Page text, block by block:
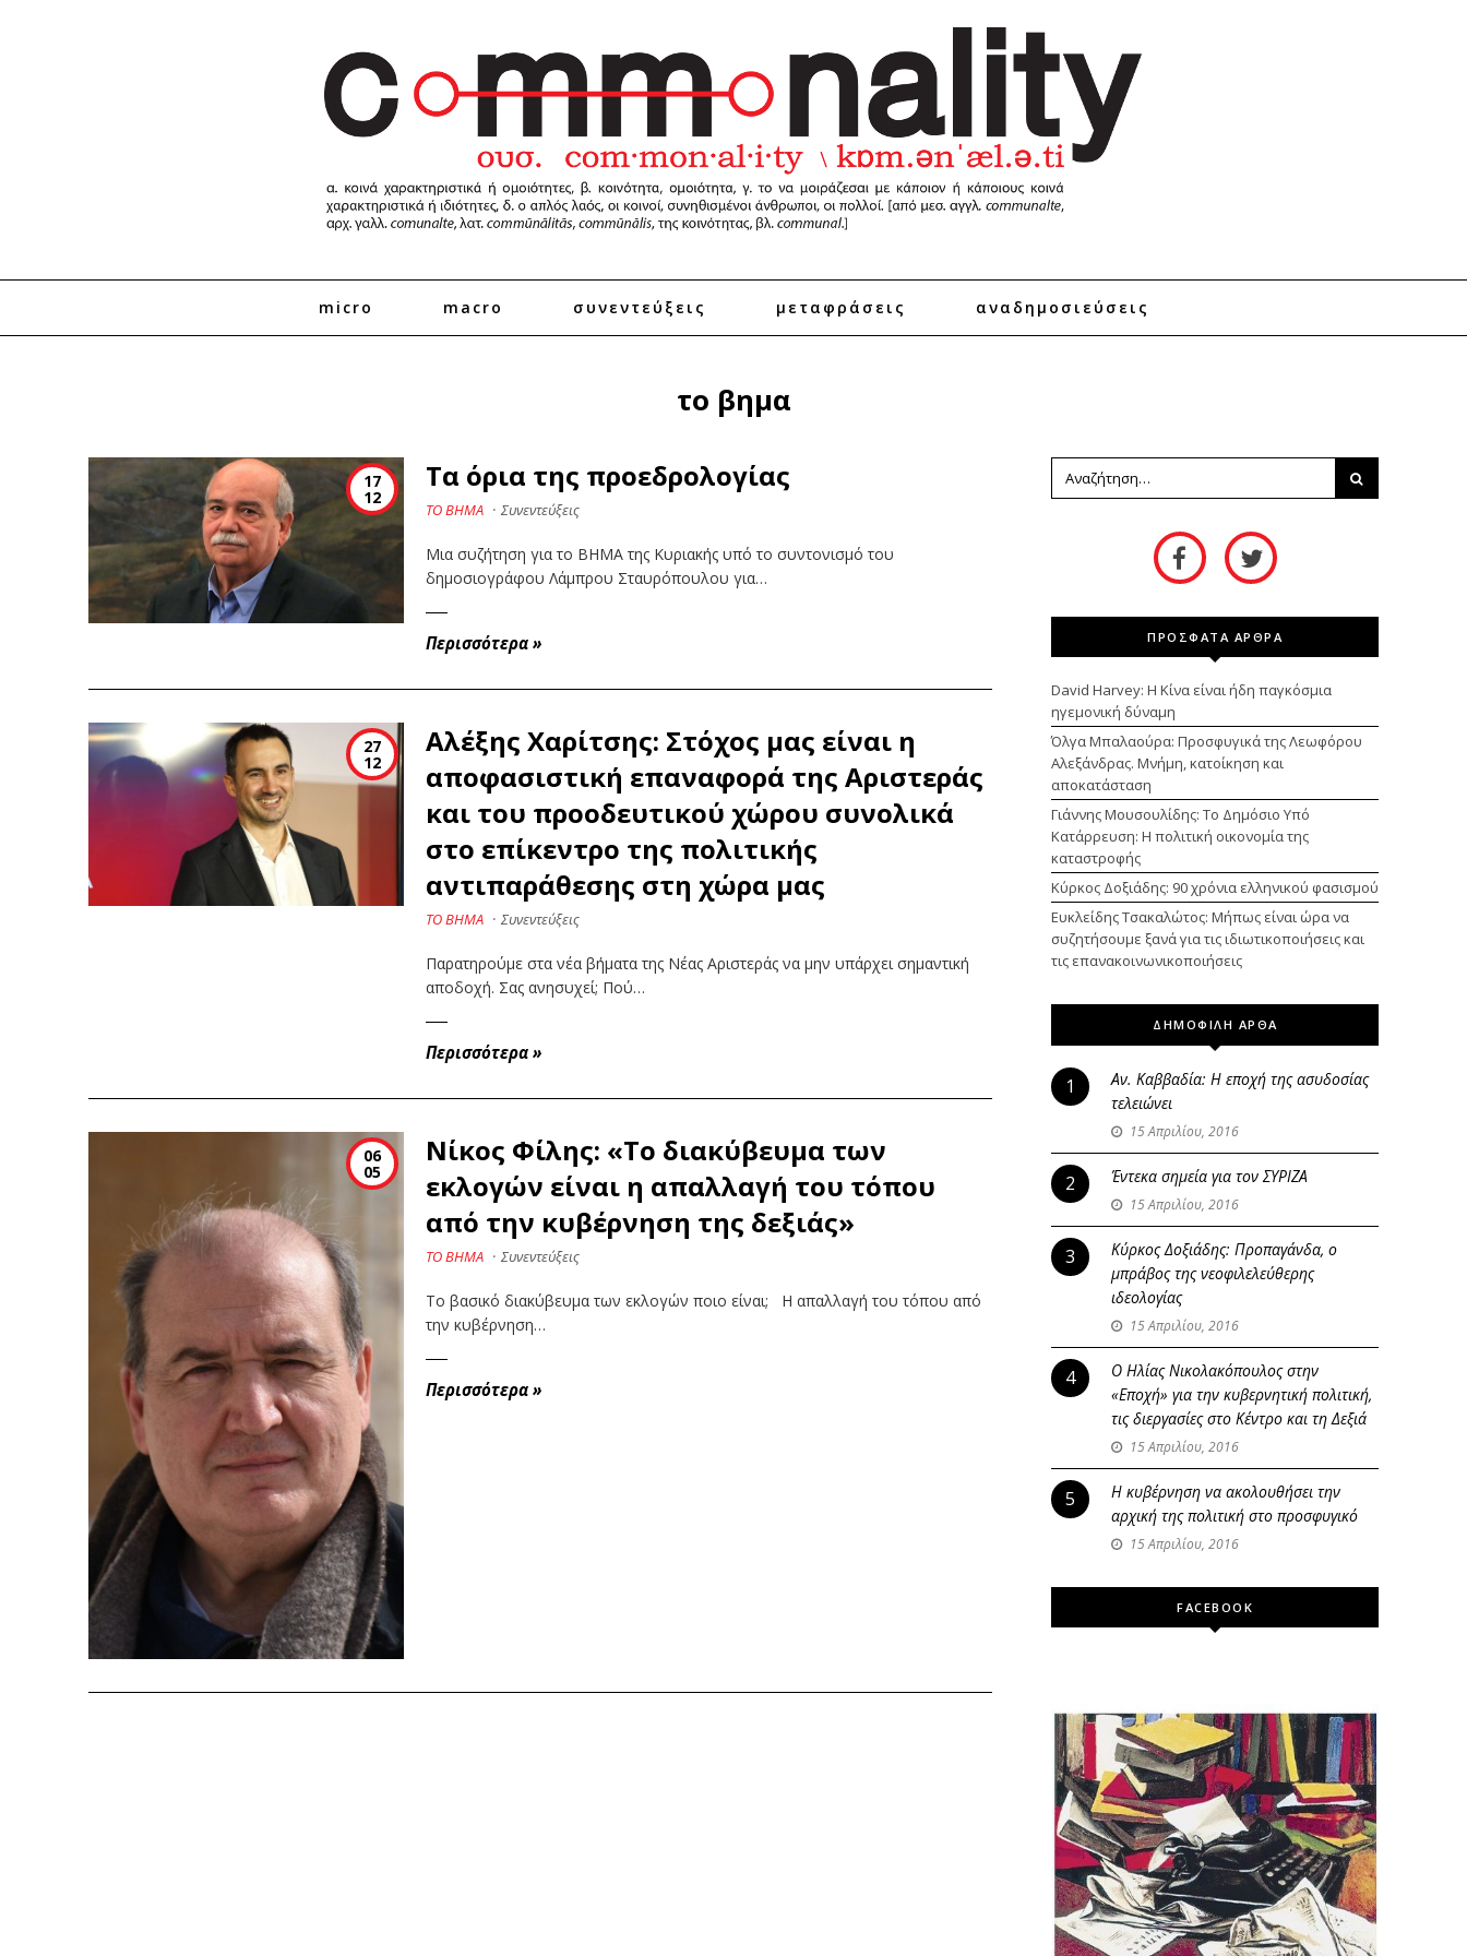
micro macro συνεντεύξεις μεταφράσεις αναδημοσιεύσεις
το βημα
17
12
Τα όρια της προεδρολογίας
ΤΟ ΒΗΜΑ · Συνεντεύξεις
Μια συζήτηση για το ΒΗΜΑ της Κυριακής υπό το συντονισμό του
δημοσιογράφου Λάμπρου Σταυρόπουλου για…
Περισσότερα»
27
12
Αλέξης Χαρίτσης: Στόχος μας είναι η
αποφασιστική επαναφορά της Αριστεράς
και του προοδευτικού χώρου συνολικά
στο επίκεντρο της πολιτικής
αντιπαράθεσης στη χώρα μας
ΤΟ ΒΗΜΑ · Συνεντεύξεις
Παρατηρούμε στα νέα βήματα της Νέας Αριστεράς να μην υπάρχει σημαντική
αποδοχή. Σας ανησυχεί; Πού…
Περισσότερα»
06
05
Νίκος Φίλης: «Το διακύβευμα των
εκλογών είναι η απαλλαγή του τόπου
από την κυβέρνηση της δεξιάς»
ΤΟ ΒΗΜΑ · Συνεντεύξεις
Το βασικό διακύβευμα των εκλογών ποιο είναι; Η απαλλαγή του τόπου από
την κυβέρνηση…
Περισσότερα»
ΠΡΟΣΦΑΤΑ ΑΡΘΡΑ
David Harvey: Η Κίνα είναι ήδη παγκόσμια
ηγεμονική δύναμη
Όλγα Μπαλαούρα: Προσφυγικά της Λεωφόρου
Αλεξάνδρας. Μνήμη, κατοίκηση και
αποκατάσταση
Γιάννης Μουσουλίδης: Το Δημόσιο Υπό
Κατάρρευση: Η πολιτική οικονομία της
καταστροφής
Κύρκος Δοξιάδης: 90 χρόνια ελληνικού φασισμού
Ευκλείδης Τσακαλώτος: Μήπως είναι ώρα να
συζητήσουμε ξανά για τις ιδιωτικοποιήσεις και
τις επανακοινωνικοποιήσεις
ΔΗΜΟΦΙΛΗ ΑΡΘΑ
1
Αν. Καββαδία: Η εποχή της ασυδοσίας
τελειώνει
15 Απριλίου, 2016
2 Έντεκα σημεία για τον ΣΥΡΙΖΑ
15 Απριλίου, 2016
3
Κύρκος Δοξιάδης: Προπαγάνδα, ο
μπράβος της νεοφιλελεύθερης
ιδεολογίας
15 Απριλίου, 2016
4
Ο Ηλίας Νικολακόπουλος στην
«Εποχή» για την κυβερνητική πολιτική,
τις διεργασίες στο Κέντρο και τη Δεξιά
15 Απριλίου, 2016
5
Η κυβέρνηση να ακολουθήσει την
αρχική της πολιτική στο προσφυγικό
15 Απριλίου, 2016
FACEBOOK